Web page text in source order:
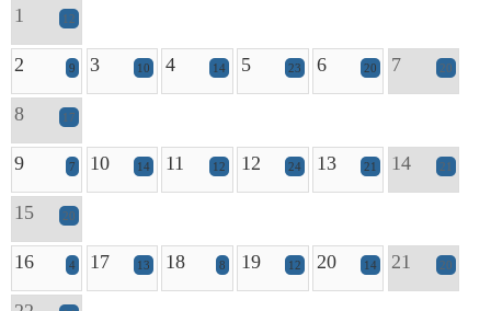
1 12
2 9 3 10 4 14 5 23 6 20 7 20
8 17
9 7 10 14 11 12 12 24 13 21 14 21
15 20
16 4 17 13 18 8 19 12 20 14 21 20